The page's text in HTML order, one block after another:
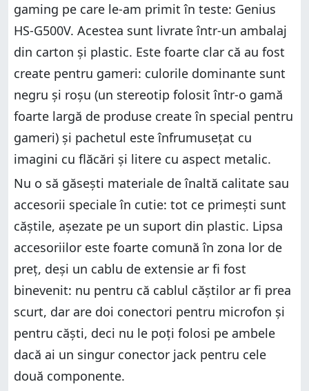
gaming pe care le-am primit în teste: Genius
HS-G500V. Acestea sunt livrate într-un ambalaj
din carton și plastic. Este foarte clar că au fost
create pentru gameri: culorile dominante sunt
negru și roșu (un stereotip folosit într-o gamă
foarte largă de produse create în special pentru
gameri) și pachetul este înfrumusețat cu
imagini cu flăcări și litere cu aspect metalic.
Nu o să găsești materiale de înaltă calitate sau
accesorii speciale în cutie: tot ce primești sunt
căștile, așezate pe un suport din plastic. Lipsa
accesoriilor este foarte comună în zona lor de
preț, deși un cablu de extensie ar fi fost
binevenit: nu pentru că cablul căștilor ar fi prea
scurt, dar are doi conectori pentru microfon și
pentru căști, deci nu le poți folosi pe ambele
dacă ai un singur conector jack pentru cele
două componente.